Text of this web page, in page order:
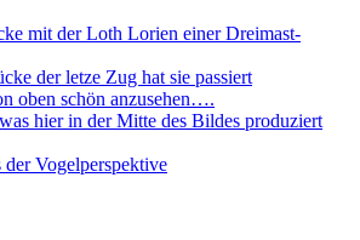
mit der Loth Lorien einer Dreimast-
der letze Zug hat sie passiert
oben schön anzusehen….
hier in der Mitte des Bildes produziert
der Vogelperspektive